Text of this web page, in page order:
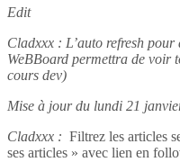
Edit
Cladxxx : L’auto refresh pour
WeBBoard permettra de voir
cours dev)
Mise à jour du lundi 21
Cladxxx : Filtrez les articles
ses articles » avec lien en